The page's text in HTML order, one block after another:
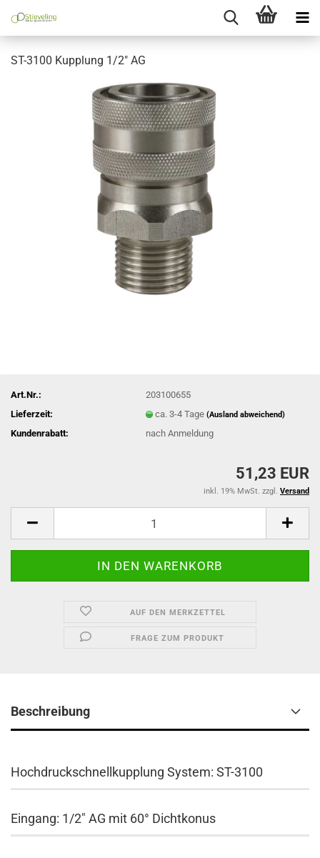
ST-3100 Kupplung 1/2" AG
Art.Nr.:
203100655
Lieferzeit:
ca. 3-4 Tage(Ausland abweichend)
Kundenrabatt: nach Anmeldung
51,23 EUR
inkl. 19% MwSt. zzgl. Versand
AUF DEN MERKZETTEL
FRAGE ZUM PRODUKT
Beschreibung
Hochdruckschnellkupplung System: ST-3100
Eingang: 1/2" AG mit 60° Dichtkonus